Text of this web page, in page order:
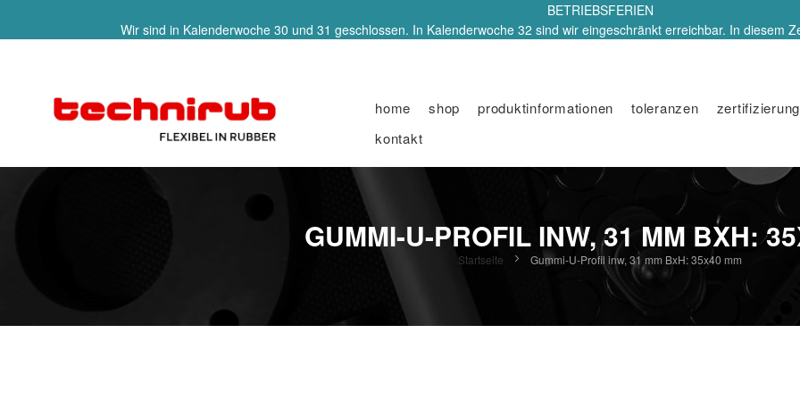
BETRIEBSFERIEN
Wir sind in Kalenderwoche 30 und 31 geschlossen. In Kalenderwoche 32 sind wir eingeschränkt erreichbar. In diesem
home shop produktinformationen toleranzen zertifizierung
kontakt
GUMMI-U-PROFIL INW, 31 MM BXH:
Startseite Gummi-U-Profil inw, 31 mm BxH: 35x40 mm